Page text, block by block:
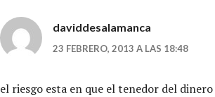
daviddesalamanca
23 FEBRERO, 2013 A LAS 18:48
el riesgo esta en que el tenedor del